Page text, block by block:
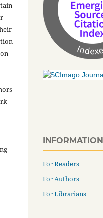
INFORMATION
For Readers
For Authors
For Librarians